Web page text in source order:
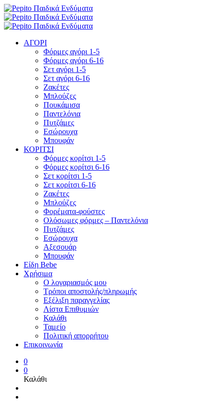
ΑΓΟΡΙ
Φόρμες αγόρι 1-5
Φόρμες αγόρι 6-16
Σετ αγόρι 1-5
Σετ αγόρι 6-16
Ζακέτες
Μπλούζες
Πουκάμισα
Παντελόνια
Πυτζάμες
Εσώρουχα
Μπουφάν
ΚΟΡΙΤΣΙ
Φόρμες κορίτσι 1-5
Φόρμες κορίτσι 6-16
Σετ κορίτσι 1-5
Σετ κορίτσι 6-16
Ζακέτες
Μπλούζες
Φορέματα-φούστες
Ολόσωμες φόρμες – Παντελόνια
Πυτζάμες
Εσώρουχα
Αξεσουάρ
Μπουφάν
Είδη Bebe
Χρήσιμα
Ο λογαριασμός μου
Τρόποι αποστολής/πληρωμής
Εξέλιξη παραγγελίας
Λίστα Επιθυμιών
Καλάθι
Ταμείο
Πολιτική απορρήτου
Επικοινωνία
0
0
Καλάθι